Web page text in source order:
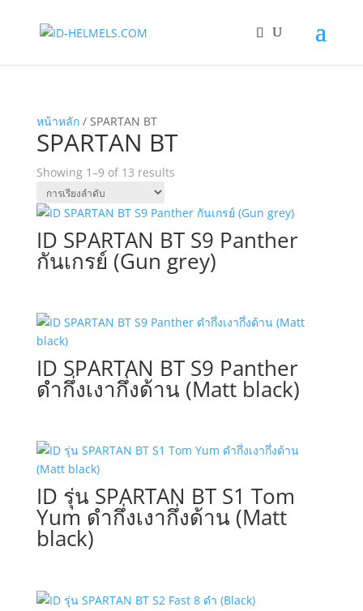
หน้าหลัก/ SPARTAN BT
SPARTAN BT
Showing 1–9 of 13 results
ID SPARTAN BT S9 Panther
กันเกรย์ (Gun grey)
ID SPARTAN BT S9 Panther
ดำกึ่งเงากึ่งด้าน (Matt black)
ID รุ่น SPARTAN BT S1 Tom
Yum ดำกึ่งเงากึ่งด้าน (Matt
black)